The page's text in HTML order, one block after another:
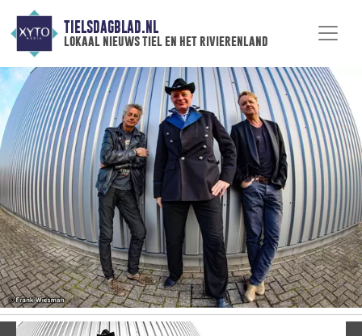
TIELSDAGBLAD.NL
lokaal nieuws tiel en het rivierenland